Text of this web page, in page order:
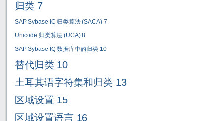
归类 7
SAP Sybase IQ 归类算法 (SACA) 7
Unicode 归类算法 (UCA) 8
SAP Sybase IQ 数据库中的归类 10
替代归类 10
土耳其语字符集和归类 13
区域设置 15
区域设置语言 16